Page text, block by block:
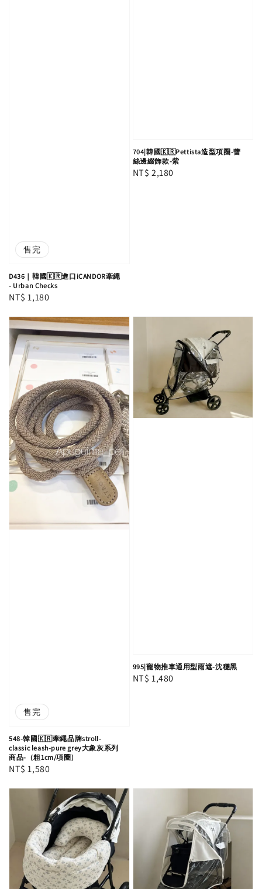
售完
D436｜韓國🇰🇷進口iCANDOR牽繩
- Urban Checks
Regular
NT$ 1,180
704|韓國🇰🇷Pettista造型項圈-蕾
絲邊綴飾款-紫
Regular
NT$ 2,180
售完
548-韓國🇰🇷牽繩品牌stroll-
classic leash-pure grey大象灰系列
商品-（粗1cm/項圈)
Regular
NT$ 1,580
995|寵物推車通用型雨遮-沈穩黑
Regular
NT$ 1,480